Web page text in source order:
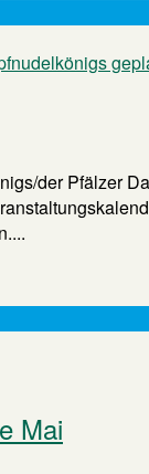
der Pfälzer
Mai